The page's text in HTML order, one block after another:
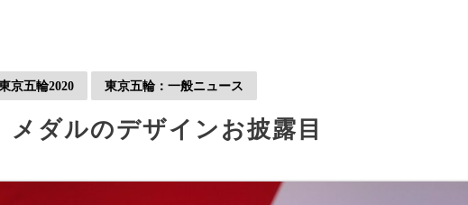
京五輪2020 東京五輪：一般ニュース
ダルのデザインお披露目